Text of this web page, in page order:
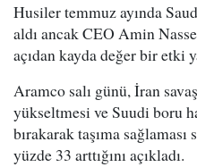
Husiler temmuz ayında
aldı ancak CEO Amin
açıdan kayda değer bir etki
Aramco salı günü, İran
yükseltmesi ve Suudi boru
bırakarak taşıma
yüzde 33 arttığını açıkladı.